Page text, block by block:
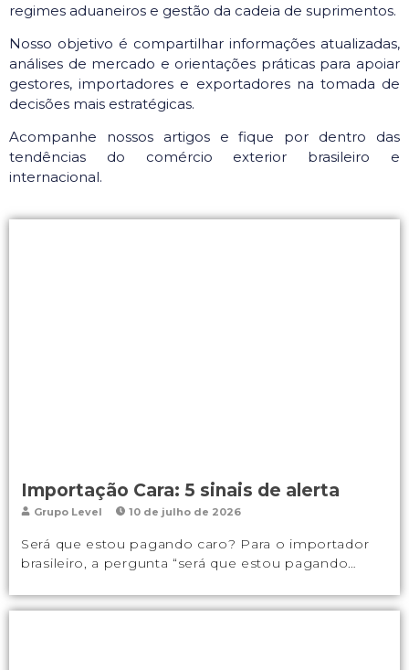
regimes aduaneiros e gestão da cadeia de suprimentos.
Nosso objetivo é compartilhar informações atualizadas,
análises de mercado e orientações práticas para apoiar
gestores, importadores e exportadores na tomada de
decisões mais estratégicas.
Acompanhe nossos artigos e fique por dentro das
tendências do comércio exterior brasileiro e
internacional.
Importação Cara: 5 sinais de alerta
Grupo Level 10 de julho de 2026
Será que estou pagando caro? Para o importador
brasileiro, a pergunta “será que estou pagando…